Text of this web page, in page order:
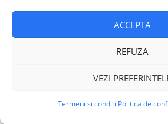
ACCEPTA
REFUZA
VEZI
Termeni si conditiiPolitica de